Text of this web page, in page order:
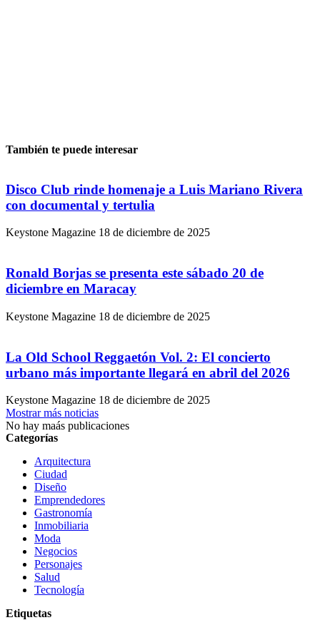
También te puede interesar
Disco Club rinde homenaje a Luis Mariano Rivera
con documental y tertulia
Keystone Magazine 18 de diciembre de 2025
Ronald Borjas se presenta este sábado 20 de
diciembre en Maracay
Keystone Magazine 18 de diciembre de 2025
La Old School Reggaetón Vol. 2: El concierto
urbano más importante llegará en abril del 2026
Keystone Magazine 18 de diciembre de 2025
Mostrar más noticias
No hay maás publicaciones
Categorías
Arquitectura
Ciudad
Diseño
Emprendedores
Gastronomía
Inmobiliaria
Moda
Negocios
Personajes
Salud
Tecnología
Etiquetas